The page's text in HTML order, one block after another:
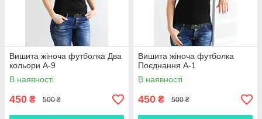
Вишита жіноча футболка Два
кольори А-9
В наявності
450 ₴ 500 ₴
Вишита жіноча футболка
Поєднання А-1
В наявності
450 ₴ 500 ₴